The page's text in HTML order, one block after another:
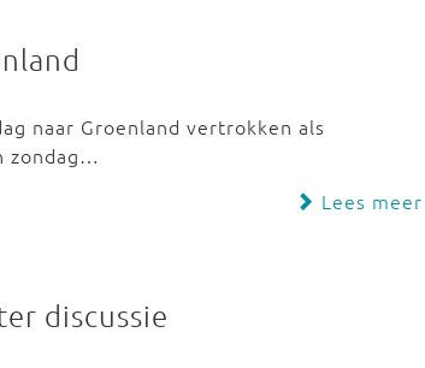
naar Groenland vertrokken als
zondag…
Lees meer
discussie